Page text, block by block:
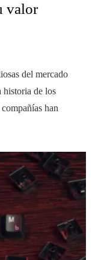
valor
del mercado
historia de los
han